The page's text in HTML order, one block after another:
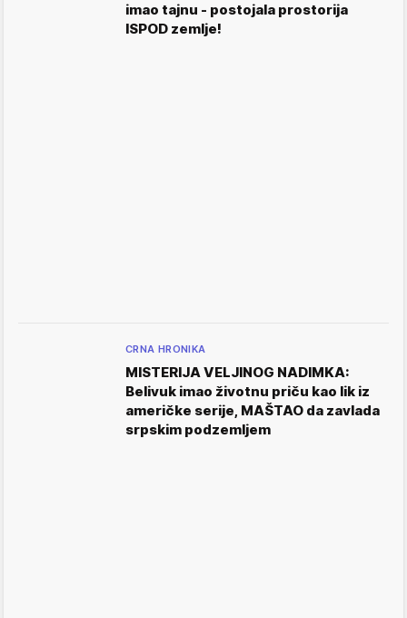
imao tajnu - postojala prostorija
ISPOD zemlje!
CRNA HRONIKA
MISTERIJA VELJINOG NADIMKA:
Belivuk imao životnu priču kao lik iz
američke serije, MAŠTAO da zavlada
srpskim podzemljem